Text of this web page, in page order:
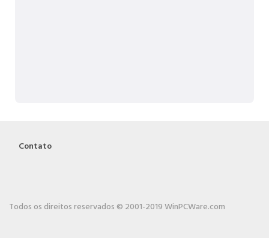
Contato
Todos os direitos reservados © 2001-2019 WinPCWare.com